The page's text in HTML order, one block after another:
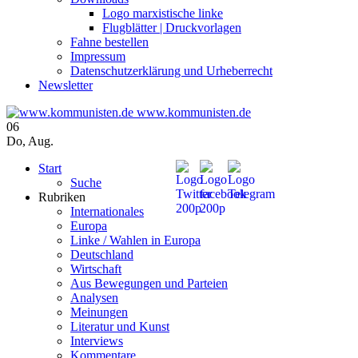
Logo marxistische linke
Flugblätter | Druckvorlagen
Fahne bestellen
Impressum
Datenschutzerklärung und Urheberrecht
Newsletter
www.kommunisten.de
06
Do, Aug.
Start
Suche
Rubriken
Internationales
Europa
Linke / Wahlen in Europa
Deutschland
Wirtschaft
Aus Bewegungen und Parteien
Analysen
Meinungen
Literatur und Kunst
Interviews
Kommentare